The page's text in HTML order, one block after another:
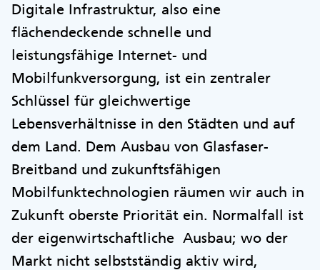
Digitale Infrastruktur, also eine
flächendeckende schnelle und
leistungsfähige Internet- und
Mobilfunkversorgung, ist ein zentraler
Schlüssel für gleichwertige
Lebensverhältnisse in den Städten und auf
dem Land. Dem Ausbau von Glasfaser-
Breitband und zukunftsfähigen
Mobilfunktechnologien räumen wir auch in
Zukunft oberste Priorität ein. Normalfall ist
der eigenwirtschaftliche Ausbau; wo der
Markt nicht selbstständig aktiv wird,